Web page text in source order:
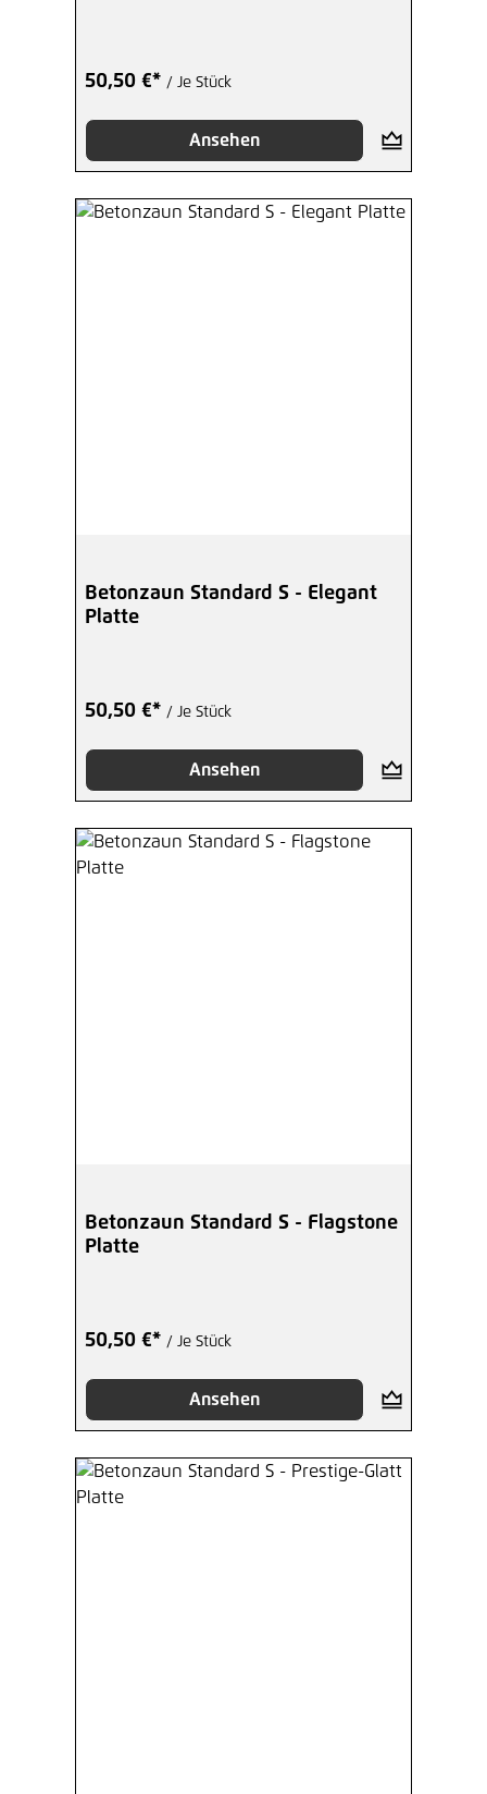
50,50 €* / Je Stück
Ansehen
Betonzaun Standard S - Elegant
Platte
50,50 €* / Je Stück
Ansehen
Betonzaun Standard S - Flagstone
Platte
50,50 €* / Je Stück
Ansehen